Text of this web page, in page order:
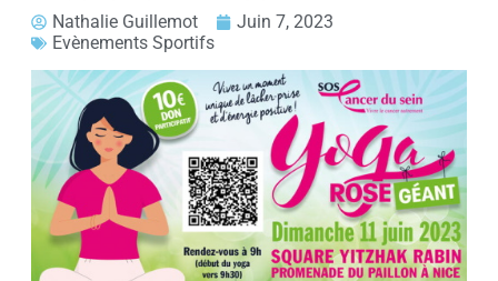
Nathalie Guillemot
Juin 7, 2023
Evènements Sportifs